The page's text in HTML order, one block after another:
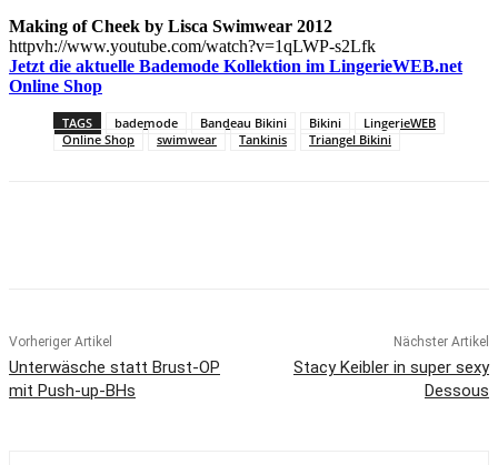
Making of Cheek by Lisca Swimwear 2012
httpvh://www.youtube.com/watch?v=1qLWP-s2Lfk
Jetzt die aktuelle Bademode Kollektion im LingerieWEB.net
Online Shop
TAGS bademode Bandeau Bikini Bikini
LingerieWEB
Online Shop
swimwear Tankinis Triangel Bikini
Vorheriger Artikel
Unterwäsche statt Brust-OP
mit Push-up-BHs
Nächster Artikel
Stacy Keibler in super sexy
Dessous